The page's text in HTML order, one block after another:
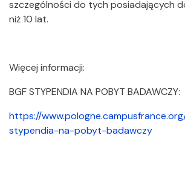
szczególności do tych posiadających
niż 10 lat.
Więcej informacji:
BGF STYPENDIA NA POBYT BADAWCZY:
https://
stypendia-na-pobyt-badawczy